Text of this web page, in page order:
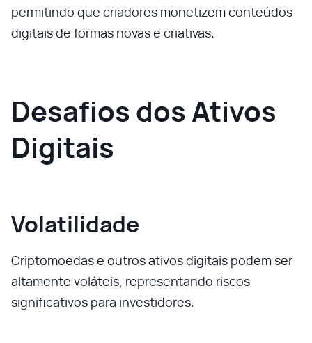
permitindo que criadores monetizem conteúdos
digitais de formas novas e criativas.
Desafios dos Ativos
Digitais
Volatilidade
Criptomoedas e outros ativos digitais podem ser
altamente voláteis, representando riscos
significativos para investidores.